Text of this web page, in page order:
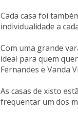
Cada casa foi
individualidade a
Com uma grande
ideal para quem
Fernandes e Vanda
As casas de xisto
frequentar um dos